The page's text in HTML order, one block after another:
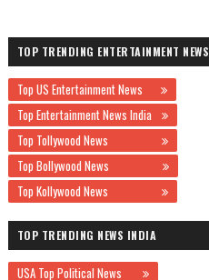
TOP TRENDING ENTERTAINMENT NEWS
Top US Entertainment News
Top Entertainment News India
Top Tollywood News
Top Bollywood News
Top Kollywood News
TOP TRENDING NEWS INDIA
USA Top Political News